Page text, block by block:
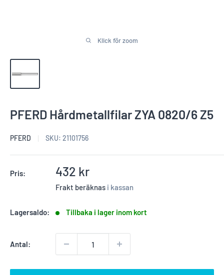
Klick för zoom
PFERD Hårdmetallfilar ZYA 0820/6 Z5
PFERD SKU: 21101756
Pris: Reapris
432 kr
Frakt beräknas i kassan
Lagersaldo: Tillbaka i lager inom kort
Antal: